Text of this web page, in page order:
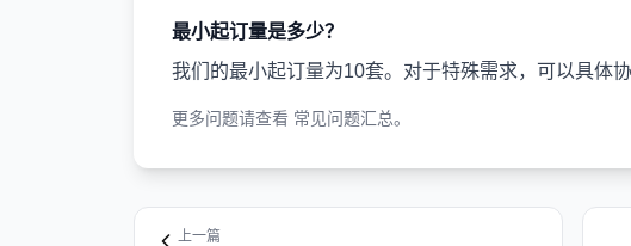
最小起订量是多少？
我们的最小起订量为10套。对于特殊需求，可以具体协
更多问题请查看 常见问题汇总。
上一篇